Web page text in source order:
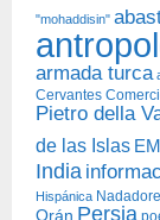
"mohaddisin"
armada turca
Cervantes
Pietro della
de las Islas
India
Hispánica
Orán Persia